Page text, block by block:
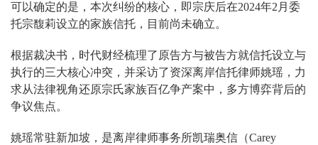
可以确定的是，本次纠纷的核心，即宗庆后在2024年2月委
托宗馥莉设立的家族信托，目前尚未确立。
根据裁决书，时代财经梳理了原告方与被告方就信托设立与
执行的三大核心冲突，并采访了资深离岸信托律师姚瑶，力
求从法律视角还原宗氏家族百亿争产案中，多方博弈背后的
争议焦点。
姚瑶常驻新加坡，是离岸律师事务所凯瑞奥信（Carey